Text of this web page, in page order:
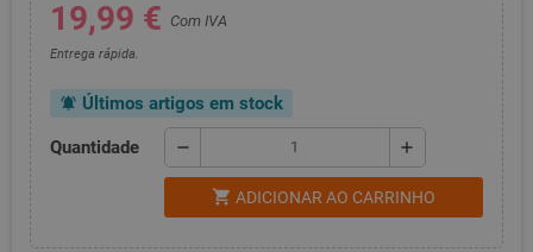
19,99 € Com IVA
Entrega rápida.
notifications_active Últimos artigos em stock
Quantidade remove add
shopping_cart ADICIONAR AO CARRINHO